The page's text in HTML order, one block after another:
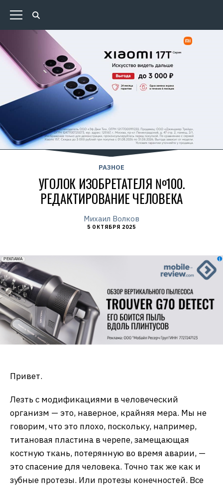
РАЗНОЕ
УГОЛОК ИЗОБРЕТАТЕЛЯ №100.
РЕДАКТИРОВАНИЕ ЧЕЛОВЕКА
Михаил Волков
5 ОКТЯБРЯ 2025
erid: 2VfnxxmNzs5
РЕКЛАМА
Привет.
Лезть с модификациями в человеческий
организм — это, наверное, крайняя мера. Мы не
говорим, что это плохо, поскольку, например,
титановая пластина в черепе, замещающая
костную ткань, потерянную во время аварии, —
это спасение для человека. Точно так же как и
зубные протезы. Или протезы конечностей. Все